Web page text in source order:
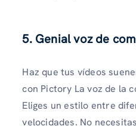
5. Genial voz de
Haz que tus vídeos
con Pictory La voz de la
Eliges un estilo entre
velocidades. No